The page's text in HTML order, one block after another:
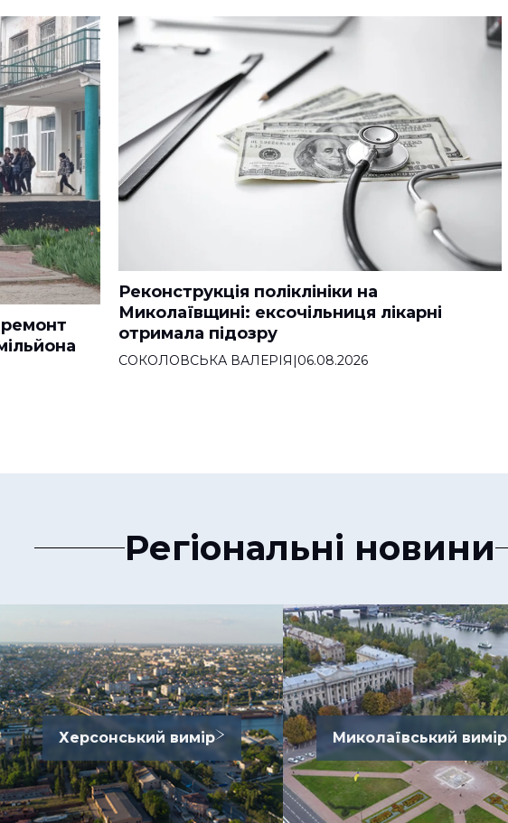
ремонт
Реконструкція поліклініки на
Миколаївщині: ексочільниця лікарні
отримала підозру
СОКОЛОВСЬКА ВАЛЕРІЯ|06.08.2026
Регіональні новини
Херсонський вимір Миколаївський вимір